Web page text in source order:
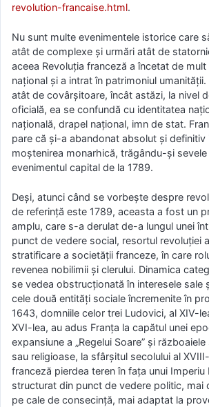
revolution-francaise.html.
Nu sunt multe evenimentele istorice care
atât de complexe şi urmări atât de
aceea Revoluţia franceză a încetat de mult
naţional şi a intrat în patrimoniul
atât de covârşitoare, încât astăzi, la nivel
oficială, ea se confundă cu identitatea
naţională, drapel naţional, imn de stat.
pare că şi-a abandonat absolut şi definitiv
moştenirea monarhică, trăgându-şi
evenimentul capital de la 1789.
Deşi, atunci când se vorbeşte despre
de referinţă este 1789, aceasta a fost un
amplu, care s-a derulat de-a lungul unei
punct de vedere social, resortul revoluţiei
stratificare a societăţii franceze, în care
revenea nobilimii şi clerului. Dinamica
se vedea obstrucţionată în interesele sale
cele două entităţi sociale încremenite în
1643, domniile celor trei Ludovici, al XIV-
XVI-lea, au adus Franţa la capătul unei
expansiune a „Regelui Soare” şi
sau religioase, la sfârşitul secolului al
franceză pierdea teren în faţa unui Imperiu
structurat din punct de vedere politic, mai
pe cale de consecinţă, mai adaptat la